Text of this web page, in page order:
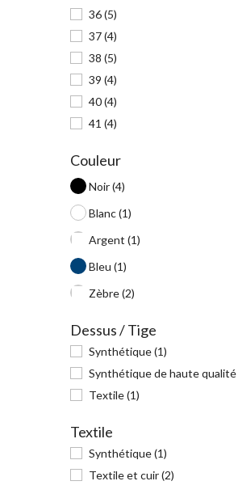
36(5)
37(4)
38 (5)
39 (4)
40(4)
41 (4)
Couleur
Noir(4)
Blanc(1)
Argent (1)
Bleu (1)
Zèbre(2)
Dessus / Tige
Synthétique(1)
Synthétique de haute qualité
Textile(1)
Textile
Synthétique(1)
Textile et cuir(2)